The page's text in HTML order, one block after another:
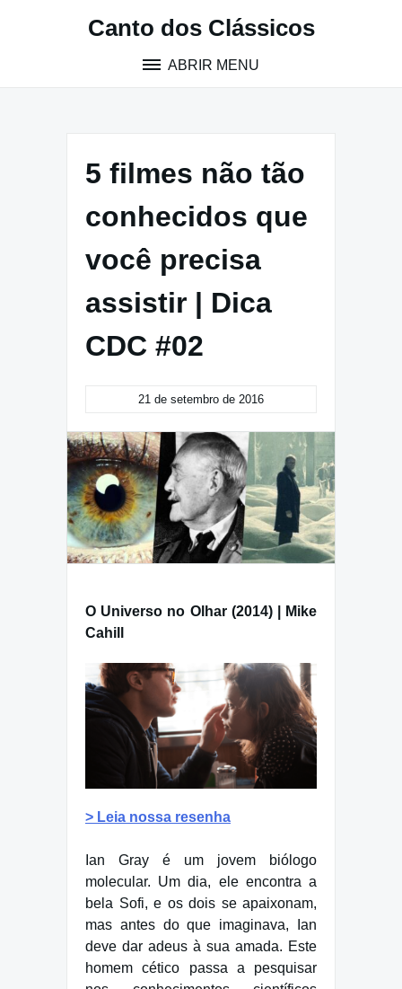
Canto dos Clássicos
ABRIR MENU
5 filmes não tão
conhecidos que
você precisa
assistir | Dica
CDC #02
21 de setembro de 2016
O Universo no Olhar (2014) | Mike
Cahill
> Leia nossa resenha
Ian Gray é um jovem biólogo
molecular. Um dia, ele encontra a
bela Sofi, e os dois se apaixonam,
mas antes do que imaginava, Ian
deve dar adeus à sua amada. Este
homem cético passa a pesquisar